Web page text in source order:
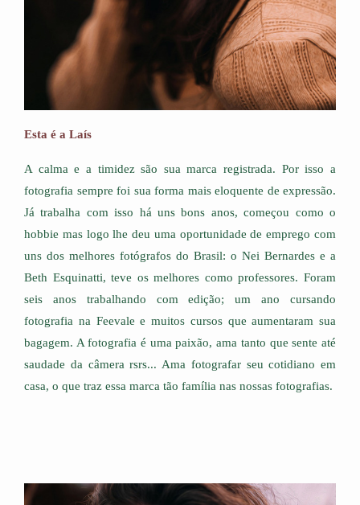
Esta é a Laís
A calma e a timidez são sua marca registrada. Por isso a
fotografia sempre foi sua forma mais eloquente de expressão.
Já trabalha com isso há uns bons anos, começou como o
hobbie mas logo lhe deu uma oportunidade de emprego com
uns dos melhores fotógrafos do Brasil: o Nei Bernardes e a
Beth Esquinatti, teve os melhores como professores. Foram
seis anos trabalhando com edição; um ano cursando
fotografia na Feevale e muitos cursos que aumentaram sua
bagagem. A fotografia é uma paixão, ama tanto que sente até
saudade da câmera rsrs... Ama fotografar seu cotidiano em
casa, o que traz essa marca tão família nas nossas fotografias.